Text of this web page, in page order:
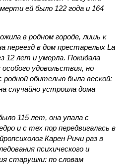
ей было 122 года и 164
в родном городе, лишь к
переезд в дом престарелых La
12 лет и умерла. Покидала
удовольствия, но
родной обителью была веской:
случайно устроила дома
115 лет, она упала с
и с тех пор передвигалась в
Карен Ричи раз в
психического и
старушки: по словам